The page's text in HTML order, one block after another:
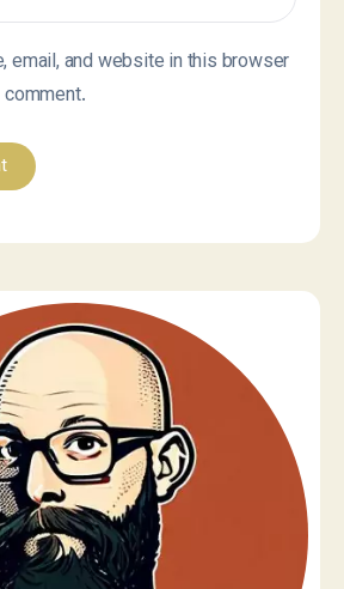
email, and website in this browser